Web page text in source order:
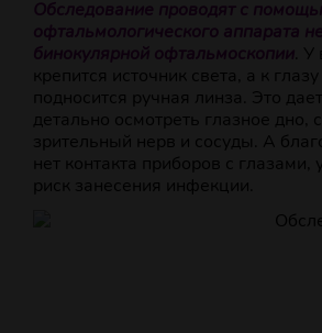
Обследование проводят с
офтальмологического аппарата
бинокулярной офтальмоскопии .
крепится источник света, а к
подносится ручная линза. Это
детально осмотреть глазное дно,
зрительный нерв и сосуды. А
нет контакта приборов с глазами,
риск занесения инфекции.